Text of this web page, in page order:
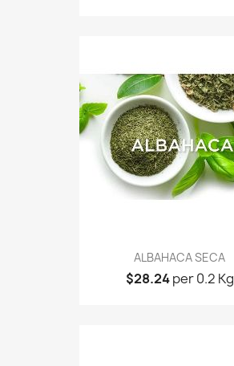
ALBAHACA SECA
$28.24per 0.2 Kg